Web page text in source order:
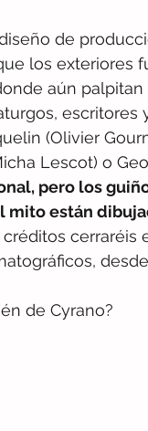
de
los exteriores
aún
escritores
(Olivier
Lescot) o
pero los
están
cerraréis
de Cyrano?